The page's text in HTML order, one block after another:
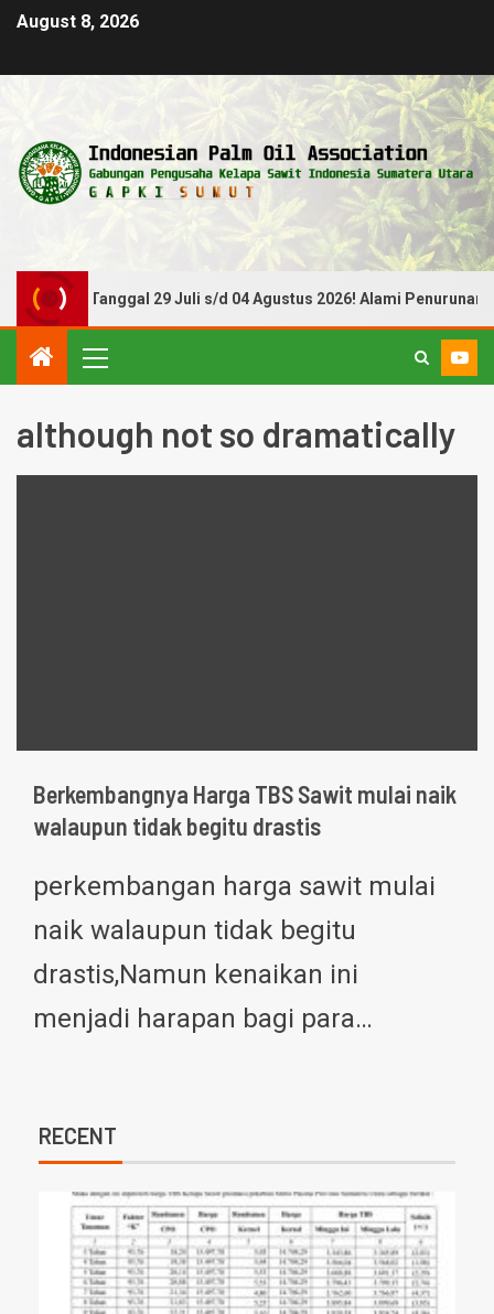
August 8, 2026
Periode Tanggal 29 Juli s/d 04 Agustus 2026! Alami Penurunan
although not so dramatically
Berkembangnya Harga TBS Sawit mulai naik
walaupun tidak begitu drastis
perkembangan harga sawit mulai
naik walaupun tidak begitu
drastis,Namun kenaikan ini
menjadi harapan bagi para…
RECENT